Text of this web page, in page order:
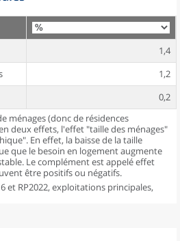
1,4
1,2
0,2
ménages (donc de résidences
deux effets, l'effet "taille des ménages"
En effet, la baisse de la taille
que le besoin en logement augmente
Le complément est appelé effet
être positifs ou négatifs.
et RP2022, exploitations principales,